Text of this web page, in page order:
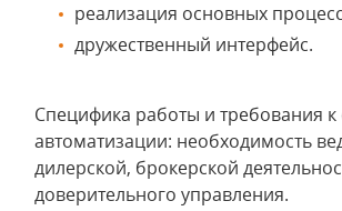
реализация основных
дружественный интерфейс.
Специфика работы и требования к
автоматизации: необходимость
дилерской, брокерской
доверительного управления.